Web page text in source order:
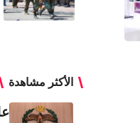
الأكثر مشاهدة